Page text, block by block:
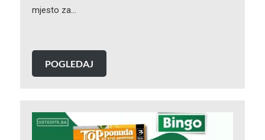
mjesto za…
POGLEDAJ